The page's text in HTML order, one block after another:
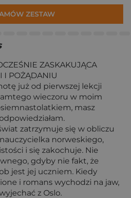
ZESTAW
ZASKAKUJĄCA
I POŻĄDANIU
już od pierwszej lekcji
wieczoru w moim
masz
zatrzymuje się w obliczu
norweskiego,
i się zakochuje. Nie
gdyby nie fakt, że
jest jej uczniem. Kiedy
i romans wychodzi na jaw,
z Oslo.